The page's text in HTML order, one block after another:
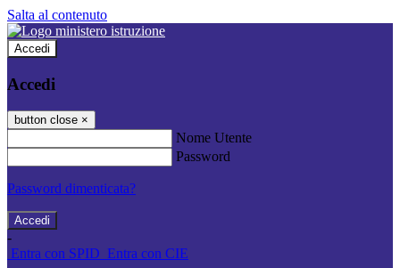
Salta al contenuto
Accedi
Accedi
button close ×
Nome Utente
Password
Password dimenticata?
-
Entra con SPID Entra con CIE